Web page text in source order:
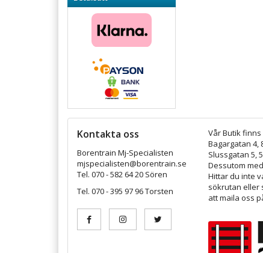
Kontakta oss
Borentrain Mj-Specialisten
mjspecialisten@borentrain.se
Tel. 070 - 582 64 20 Sören
Tel. 070 - 395 97 96 Torsten
Vår Butik finns
Bagargatan 4,
Slussgatan 5,
Dessutom
Hittar du inte
sökrutan eller
att maila oss